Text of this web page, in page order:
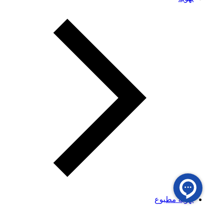
تهویه مطبوع